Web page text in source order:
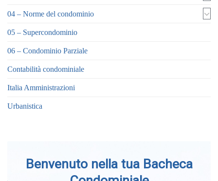
Benvenuto nella tua Bacheca
04 – Norme del condominio
05 – Supercondominio
06 – Condominio Parziale
Contabilità condominiale
Italia Amministrazioni
Urbanistica